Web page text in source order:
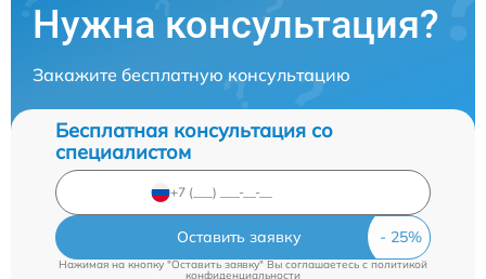
Нужна консультация?
Закажите бесплатную консультацию
Бесплатная консультация со
специалистом
Оставить заявку
Нажимая на кнопку "Оставить заявку" Вы соглашаетесь cполитикой
конфиденциальности